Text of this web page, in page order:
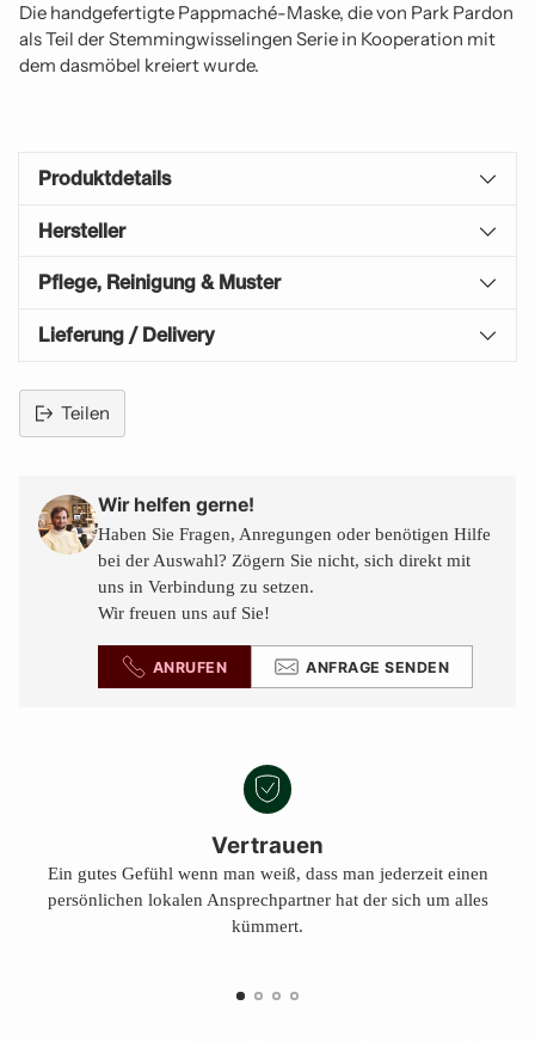
Die handgefertigte Pappmaché-Maske, die von Park Pardon
als Teil der Stemmingwisselingen Serie in Kooperation mit
dem dasmöbel kreiert wurde.
Produktdetails
Hersteller
Pflege, Reinigung & Muster
Lieferung / Delivery
Teilen
den
Warenkorb
legen
Wir helfen gerne!
Haben Sie Fragen, Anregungen oder benötigen Hilfe
bei der Auswahl? Zögern Sie nicht, sich direkt mit
uns in Verbindung zu setzen.
Wir freuen uns auf Sie!
ANRUFEN ANFRAGE SENDEN
Vertrauen
Ein gutes Gefühl wenn man weiß, dass man jederzeit einen
persönlichen lokalen Ansprechpartner hat der sich um alles
kümmert.